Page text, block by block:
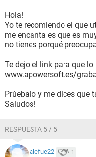
Hola!
Yo te recomiendo el que
me encanta es que es
no tienes porqué
Te dejo el link para que lo
www.apowersoft.es/
Prúebalo y me dices que
Saludos!
RESPUESTA 5 / 5
alefue22 1